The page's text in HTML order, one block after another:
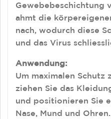
Gewebebeschichtung
ahmt die
nach, wodurch diese
und das Virus
Anwendung:
Um maximalen Schutz
ziehen Sie das
und positionieren Sie
Nase, Mund und